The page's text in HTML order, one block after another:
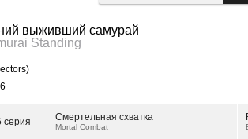
выживший самурай
Standing
серия Смертельная схватка
Mortal Combat